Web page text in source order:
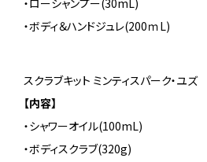
・ボディ＆ハンドジュレ(200ｍL)
スクラブキット ミンティスパーク・ユズ
【内容】
・シャワーオイル(100mL)
・ボディスクラブ(320g)